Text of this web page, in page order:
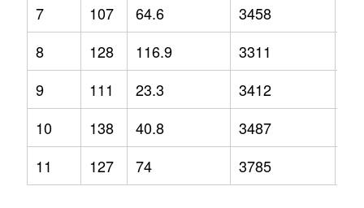
7
107 64.6 3458
8
128 116.9 3311
9
111 23.3 3412
10
138 40.8 3487
11
127 74 3785